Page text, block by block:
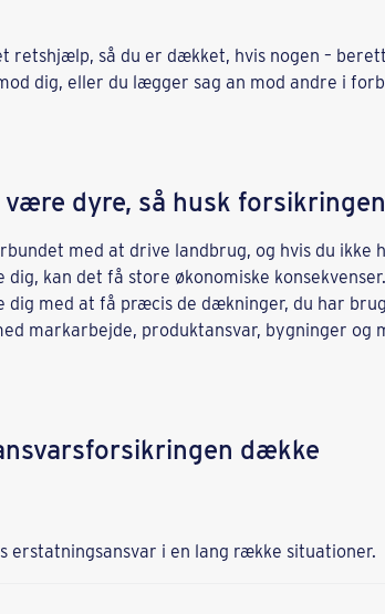
retshjælp, så du er dækket, hvis nogen –
dig, eller du lægger sag an mod andre i
dyre, så husk forsikringen
med at drive landbrug, og hvis du ikke
kan det få store økonomiske
dig med at få præcis de dækninger, du har
markarbejde, produktansvar, bygninger og
dække
erstatningsansvar i en lang række situationer.